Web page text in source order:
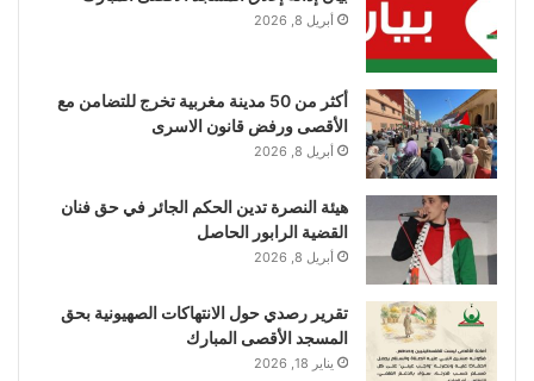
أبريل 8, 2026
أكثر من 50 مدينة مغربية تخرج للتضامن مع
الأقصى ورفض قانون الاسرى
أبريل 8, 2026
هيئة النصرة تدين الحكم الجائر في حق فنان
القضية الرابور الحاصل
أبريل 8, 2026
تقرير رصدي حول الانتهاكات الصهيونية بحق
المسجد الأقصى المبارك
يناير 18, 2026